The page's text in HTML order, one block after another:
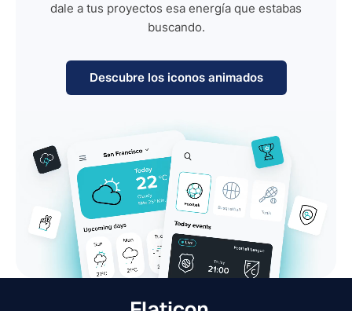
dale a tus proyectos esa energía que estabas
buscando.
Descubre los iconos animados